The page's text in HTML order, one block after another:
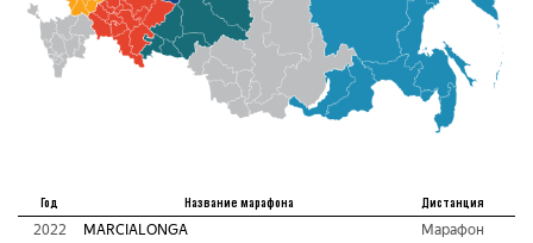
Год Название марафона Дистанция
2022 MARCIALONGA Марафон